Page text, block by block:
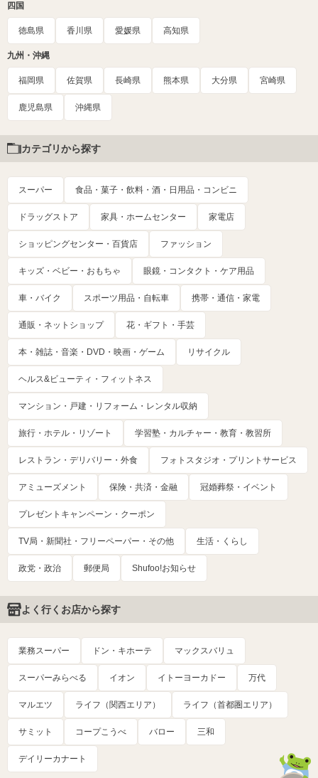
四国
徳島県 香川県 愛媛県 高知県
九州・沖縄
福岡県 佐賀県 長崎県 熊本県 大分県 宮崎県
鹿児島県 沖縄県
カテゴリから探す
スーパー 食品・菓子・飲料・酒・日用品・コンビニ
ドラッグストア 家具・ホームセンター 家電店
ショッピングセンター・百貨店 ファッション
キッズ・ベビー・おもちゃ 眼鏡・コンタクト・ケア用品
車・バイク スポーツ用品・自転車 携帯・通信・家電
通販・ネットショップ 花・ギフト・手芸
本・雑誌・音楽・DVD・映画・ゲーム リサイクル
ヘルス&ビューティ・フィットネス
マンション・戸建・リフォーム・レンタル収納
旅行・ホテル・リゾート 学習塾・カルチャー・教育・教習所
レストラン・デリバリー・外食 フォトスタジオ・プリントサービス
アミューズメント 保険・共済・金融 冠婚葬祭・イベント
プレゼントキャンペーン・クーポン
TV局・新聞社・フリーペーパー・その他 生活・くらし
政党・政治 郵便局 Shufoo!お知らせ
よく行くお店から探す
業務スーパー ドン・キホーテ マックスバリュ
スーパーみらべる イオン イトーヨーカドー 万代
マルエツ ライフ（関西エリア） ライフ（首都圏エリア）
サミット コープこうべ バロー 三和
デイリーカナート